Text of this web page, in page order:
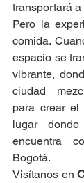
transportará a
Pero la
comida.
espacio se
vibrante,
ciudad
para crear el
lugar
encuentra
Bogotá.
Visítanos en